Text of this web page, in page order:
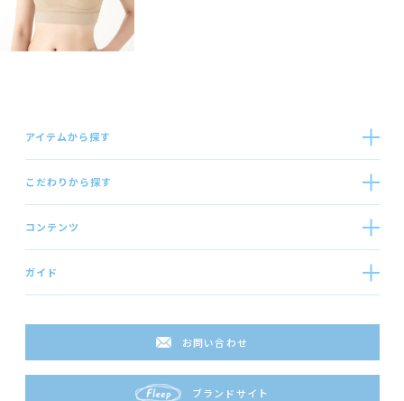
アイテムから探す
こだわりから探す
コンテンツ
ガイド
お問い合わせ
ブランドサイト